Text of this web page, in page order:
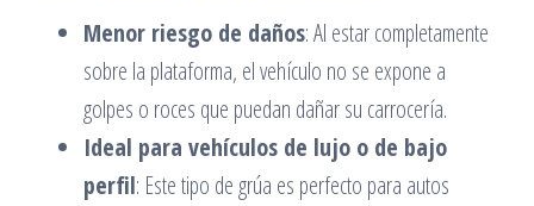
Menor riesgo de daños: Al estar completamente
sobre la plataforma, el vehículo no se expone a
golpes o roces que puedan dañar su carrocería.
Ideal para vehículos de lujo o de bajo
perfil: Este tipo de grúa es perfecto para autos